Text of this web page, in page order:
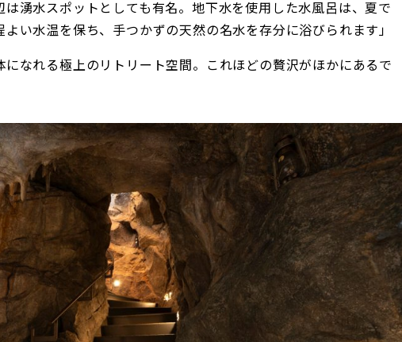
は湧水スポットとしても有名。地下水を使用した水風呂は、夏で
よい水温を保ち、手つかずの天然の名水を存分に浴びられます」
になれる極上のリトリート空間。これほどの贅沢がほかにあるで